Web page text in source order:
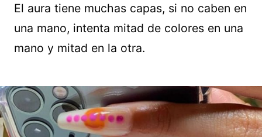
El aura tiene muchas capas, si no caben en
una mano, intenta mitad de colores en una
mano y mitad en la otra.